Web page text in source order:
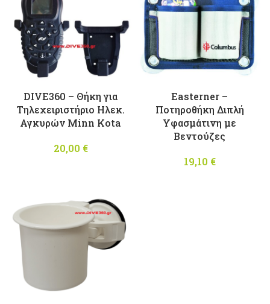
DIVE360 – Θήκη για
Τηλεχειριστήριο Ηλεκ.
Αγκυρών Minn Kota
20,00 €
Easterner –
Ποτηροθήκη Διπλή
Υφασμάτινη με
Bεντούζες
19,10 €